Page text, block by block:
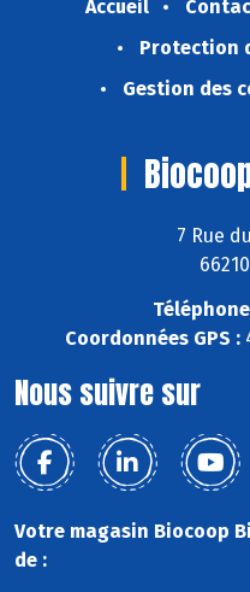
Accueil
Protection
Gestion des
7 Rue
Coordonnées GPS :
Nous suivre sur
Votre magasin Biocoop
de :